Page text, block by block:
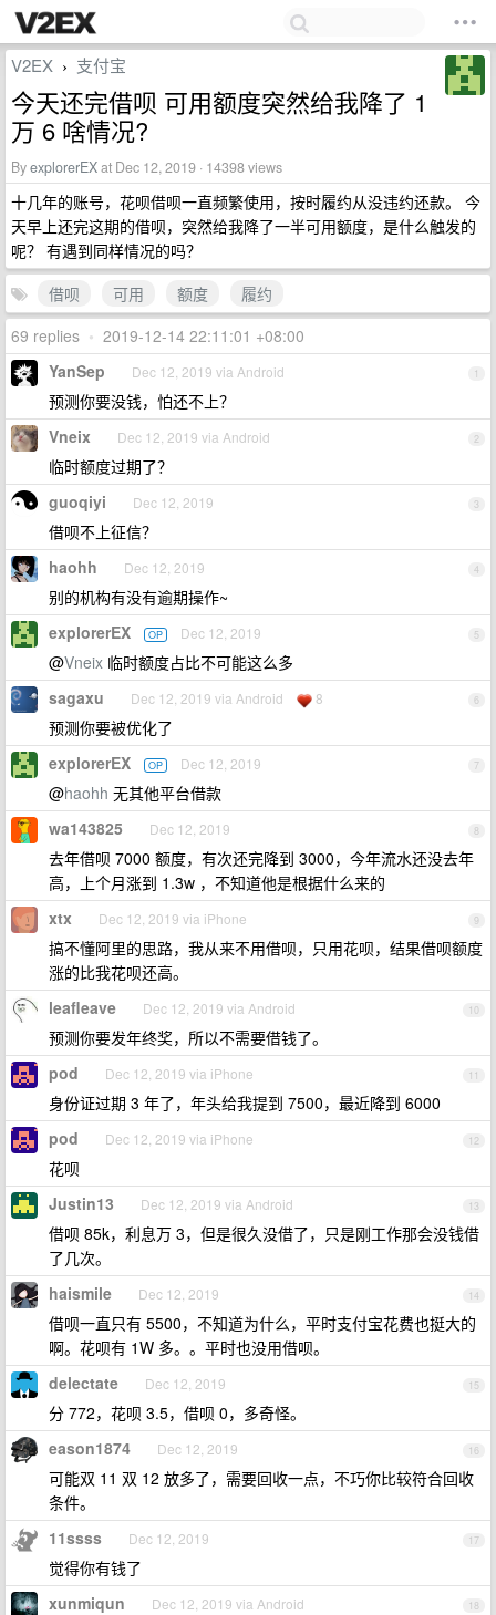
V2EX › 支付宝
今天还完借呗 可用额度突然给我降了 1
万 6 啥情况?
ByexplorerEXat Dec 12, 2019 · 14398 views
十几年的账号，花呗借呗一直频繁使用，按时履约从没违约还款。 今
天早上还完这期的借呗，突然给我降了一半可用额度，是什么触发的
呢？ 有遇到同样情况的吗？
借呗
可用 额度
履约
69 replies • 2019-12-14 22:11:01 +08:00
1
YanSep Dec 12, 2019 via Android
预测你要没钱，怕还不上？
2
Vneix Dec 12, 2019 via Android
临时额度过期了？
3
guoqiyi Dec 12, 2019
借呗不上征信？
4
haohh Dec 12, 2019
别的机构有没有逾期操作~
5
explorerEX OP Dec 12, 2019
@Vneix 临时额度占比不可能这么多
6
sagaxu Dec 12, 2019 via Android 8
预测你要被优化了
7
explorerEX OP Dec 12, 2019
@haohh 无其他平台借款
8
wa143825 Dec 12, 2019
去年借呗 7000 额度，有次还完降到 3000，今年流水还没去年
高，上个月涨到 1.3w ，不知道他是根据什么来的
9
xtx Dec 12, 2019 via iPhone
搞不懂阿里的思路，我从来不用借呗，只用花呗，结果借呗额度
涨的比我花呗还高。
10
leafleave Dec 12, 2019 via Android
预测你要发年终奖，所以不需要借钱了。
11
pod Dec 12, 2019 via iPhone
身份证过期 3 年了，年头给我提到 7500，最近降到 6000
12
pod Dec 12, 2019 via iPhone
花呗
13
Justin13 Dec 12, 2019 via Android
借呗 85k，利息万 3，但是很久没借了，只是刚工作那会没钱借
了几次。
14
haismile Dec 12, 2019
借呗一直只有 5500，不知道为什么，平时支付宝花费也挺大的
啊。花呗有 1W 多。。平时也没用借呗。
15
delectate Dec 12, 2019
分 772，花呗 3.5，借呗 0，多奇怪。
16
eason1874 Dec 12, 2019
可能双 11 双 12 放多了，需要回收一点，不巧你比较符合回收
条件。
17
11ssss Dec 12, 2019
觉得你有钱了
18
xunmiqun Dec 12, 2019 via Android